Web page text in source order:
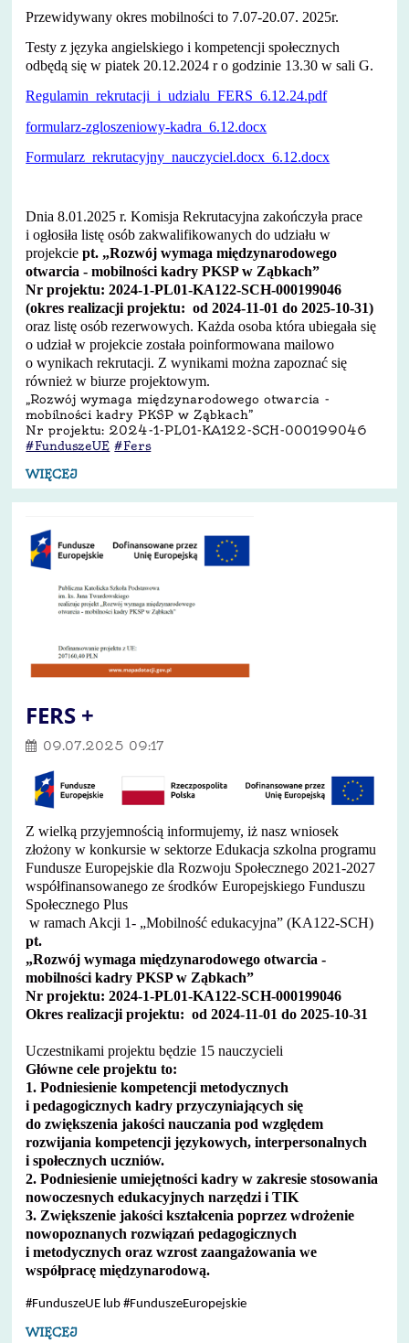
Przewidywany okres mobilności to 7.07-20.07. 2025r.
Testy z języka angielskiego i kompetencji społecznych
odbędą się w piatek 20.12.2024 r o godzinie 13.30 w sali G.
Regulamin_rekrutacji_i_udzialu_FERS_6.12.24.pdf
formularz-zgloszeniowy-kadra_6.12.docx
Formularz_rekrutacyjny_nauczyciel.docx_6.12.docx
Dnia 8.01.2025 r. Komisja Rekrutacyjna zakończyła prace
i ogłosiła listę osób zakwalifikowanych do udziału w
projekciept. „Rozwój wymaga międzynarodowego
otwarcia - mobilności kadry PKSP w Ząbkach”
Nr projektu: 2024-1-PL01-KA122-SCH-000199046
(okres realizacji projektu: od 2024-11-01 do 2025-10-31)
oraz listę osób rezerwowych. Każda osoba która ubiegała się
o udział w projekcie została poinformowana mailowo
o wynikach rekrutacji. Z wynikami można zapoznać się
również w biurze projektowym.
„Rozwój wymaga międzynarodowego otwarcia -
mobilności kadry PKSP w Ząbkach”
Nr projektu: 2024-1-PL01-KA122-SCH-000199046
#FunduszeUE #Fers
WIĘCEJ
FERS +
09.07.2025 09:17
Z wielką przyjemnością informujemy, iż nasz wniosek
złożony w konkursie w sektorze Edukacja szkolna programu
Fundusze Europejskie dla Rozwoju Społecznego 2021-2027
współfinansowanego ze środków Europejskiego Funduszu
Społecznego Plus
w ramach Akcji 1- „Mobilność edukacyjna” (KA122-SCH)
pt.
„Rozwój wymaga międzynarodowego otwarcia -
mobilności kadry PKSP w Ząbkach”
Nr projektu: 2024-1-PL01-KA122-SCH-000199046
Okres realizacji projektu: od 2024-11-01 do 2025-10-31
Uczestnikami projektu będzie 15 nauczycieli
Główne cele projektu to:
1. Podniesienie kompetencji metodycznych
i pedagogicznych kadry przyczyniających się
do zwiększenia jakości nauczania pod względem
rozwijania kompetencji językowych, interpersonalnych
i społecznych uczniów.
2. Podniesienie umiejętności kadry w zakresie stosowania
nowoczesnych edukacyjnych narzędzi i TIK
3. Zwiększenie jakości kształcenia poprzez wdrożenie
nowopoznanych rozwiązań pedagogicznych
i metodycznych oraz wzrost zaangażowania we
współpracę międzynarodową.
#FunduszeUE lub #FunduszeEuropejskie
WIĘCEJ